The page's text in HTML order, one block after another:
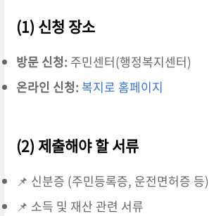
(1) 신청 장소
방문 신청: 주민센터(행정복지센터)
온라인 신청: 복지로 홈페이지
(2) 제출해야 할 서류
📌 신분증 (주민등록증, 운전면허증 등)
📌 소득 및 재산 관련 서류